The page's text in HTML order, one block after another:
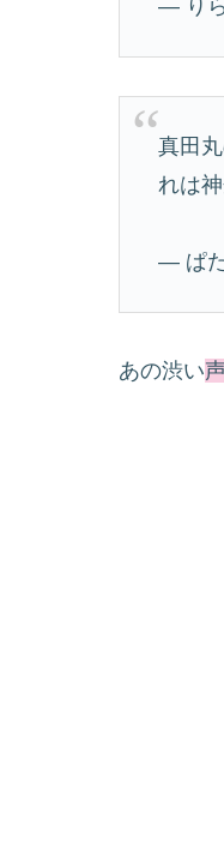
— り
真田
れは
— ぱ
あの渋い